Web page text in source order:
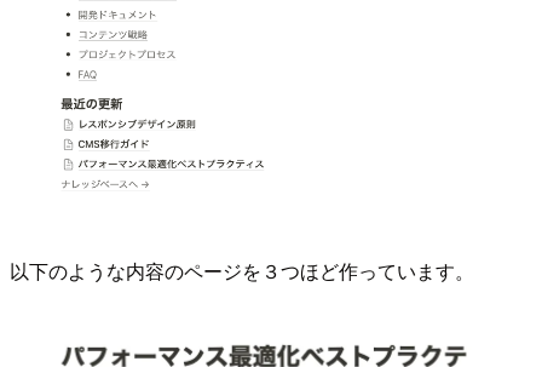
以下のような内容のページを３つほど作っています。